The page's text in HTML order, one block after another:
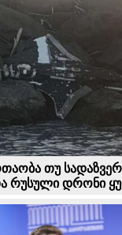
თუ
რუსული დრონი